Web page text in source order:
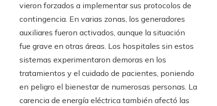
vieron forzados a implementar sus protocolos de
contingencia. En varias zonas, los generadores
auxiliares fueron activados, aunque la situación
fue grave en otras áreas. Los hospitales sin estos
sistemas experimentaron demoras en los
tratamientos y el cuidado de pacientes, poniendo
en peligro el bienestar de numerosas personas. La
carencia de energía eléctrica también afectó las